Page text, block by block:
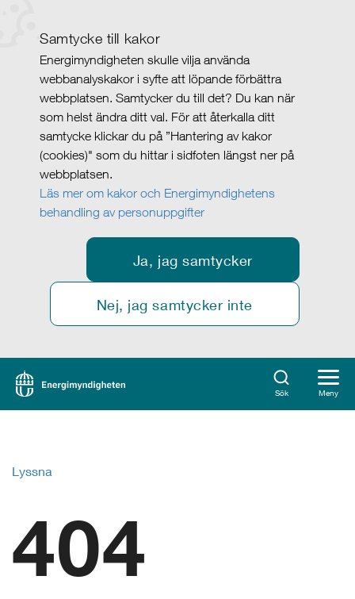
Samtycke till kakor
Energimyndigheten skulle vilja använda
webbanalyskakor i syfte att löpande förbättra
webbplatsen. Samtycker du till det? Du kan när
som helst ändra ditt val. För att återkalla ditt
samtycke klickar du på ”Hantering av kakor
(cookies)" som du hittar i sidfoten längst ner på
webbplatsen.
Läs mer om kakor och Energimyndighetens
behandling av personuppgifter
Ja, jag samtycker
Nej, jag samtycker inte
Sök Meny
Lyssna
404